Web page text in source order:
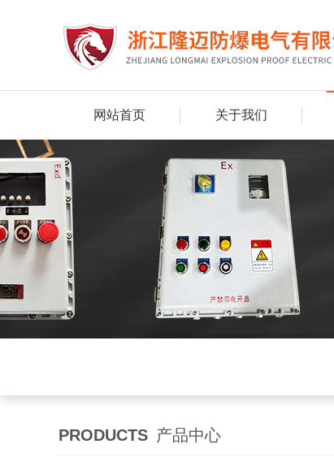
网站首页 关于我们
PRODUCTS 产品中心